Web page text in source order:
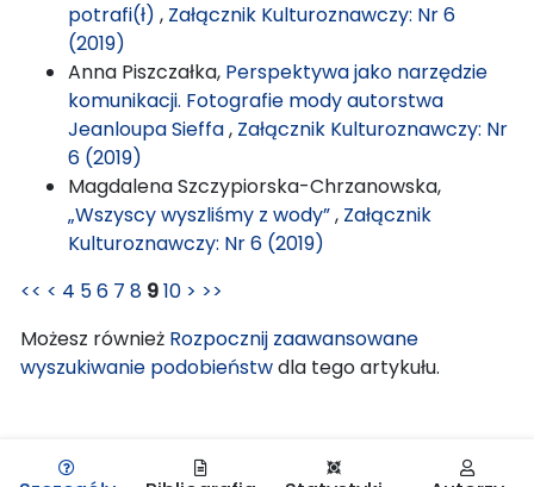
potrafi(ł) , Załącznik Kulturoznawczy: Nr 6
(2019)
Anna Piszczałka, Perspektywa jako narzędzie
komunikacji. Fotografie mody autorstwa
Jeanloupa Sieffa, Załącznik Kulturoznawczy: Nr
6 (2019)
Magdalena Szczypiorska-Chrzanowska,
„Wszyscy wyszliśmy z wody”, Załącznik
Kulturoznawczy: Nr 6 (2019)
<< < 4 56 7 8 910 > >>
Możesz również Rozpocznij zaawansowane
wyszukiwanie podobieństwdla tego artykułu.